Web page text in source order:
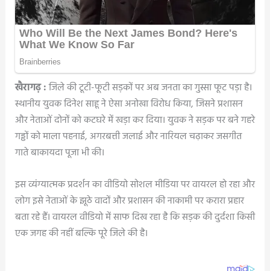
खैरागढ़ :जिले की टूटी-फूटी सड़कों पर अब जनता का गुस्सा फूट पड़ा है।
स्थानीय युवक दिनेश साहू ने ऐसा अनोखा विरोध किया, जिसने प्रशासन
और नेताओं दोनों को कटघरे में खड़ा कर दिया। युवक ने सड़क पर बने गहरे
गड्ढों को माला पहनाई, अगरबत्ती जलाई और नारियल चढ़ाकर जसगीत
गाते बाकायदा पूजा भी की।
इस व्यंग्यात्मक प्रदर्शन का वीडियो सोशल मीडिया पर वायरल हो रहा और
लोग इसे नेताओं के झूठे वादों और प्रशासन की नाकामी पर करारा प्रहार
बता रहे हैं। वायरल वीडियो में साफ दिख रहा है कि सड़क की दुर्दशा किसी
एक जगह की नहीं बल्कि पूरे जिले की है।